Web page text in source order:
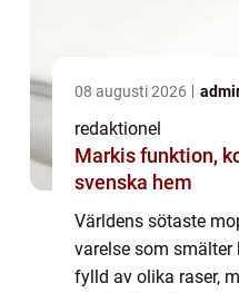
08 augusti 2026
redaktionel
Markis funktion, komfort och design för
svenska hem
Världens sötaste
varelse som
fylld av olika raser,